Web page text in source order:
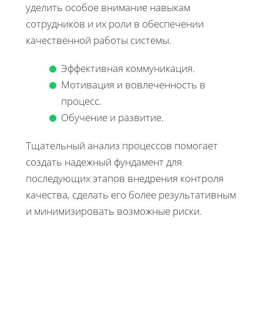
уделить особое внимание навыкам
сотрудников и их роли в обеспечении
качественной работы системы.
Эффективная коммуникация.
Мотивация и вовлеченность в
процесс.
Обучение и развитие.
Тщательный анализ процессов помогает
создать надежный фундамент для
последующих этапов внедрения контроля
качества, сделать его более результативным
и минимизировать возможные риски.